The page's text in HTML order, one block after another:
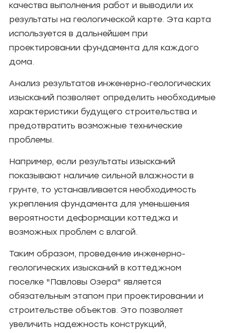
качества выполнения работ и выводили их
результаты на геологической карте. Эта карта
используется в дальнейшем при
проектировании фундамента для каждого
дома.
Анализ результатов инженерно-геологических
изысканий позволяет определить необходимые
характеристики будущего строительства и
предотвратить возможные технические
проблемы.
Например, если результаты изысканий
показывают наличие сильной влажности в
грунте, то устанавливается необходимость
укрепления фундамента для уменьшения
вероятности деформации коттеджа и
возможных проблем с влагой.
Таким образом, проведение инженерно-
геологических изысканий в коттеджном
поселке "Павловы Озера" является
обязательным этапом при проектировании и
строительстве объектов. Это позволяет
увеличить надежность конструкций,